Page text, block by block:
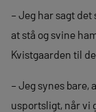
– Jeg har sagt det
at stå og svine
Kvistgaarden til
– Jeg synes bare,
usportsligt, når vi